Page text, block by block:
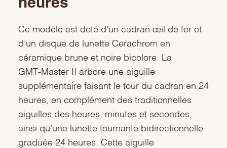
heures
Ce modèle est doté d’un cadran œil de fer et
d’un disque de lunette Cerachrom en
céramique brune et noire bicolore. La
GMT‑Master II arbore une aiguille
supplémentaire faisant le tour du cadran en 24
heures, en complément des traditionnelles
aiguilles des heures, minutes et secondes,
ainsi qu’une lunette tournante bidirectionnelle
graduée 24 heures. Cette aiguille